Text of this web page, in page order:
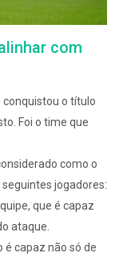
com
conquistou o título
Foi o time que
como o
jogadores:
que é capaz
ataque.
é capaz não só de